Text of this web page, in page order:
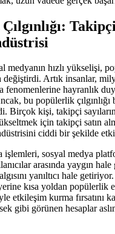
medyanın hızlı yükselişi,
değiştirdi. Artık insanlar,
fenomenlerine hayranlık
bu popülerlik çılgınlığı
Birçok kişi, takipçi
için takipçi satın
ciddi bir şekilde
işlemleri, sosyal medya
arasında yaygın
yanıltıcı hale
kısa yoldan popülerlik
etkileşim kurma fırsatını
gibi görünen hesaplar